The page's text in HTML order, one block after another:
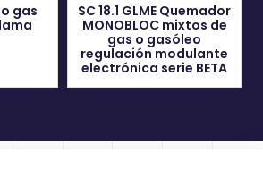
gas
SC 18.1 GLME Quemador
MONOBLOC mixtos de
gas o gasóleo
regulación modulante
electrónica serie BETA